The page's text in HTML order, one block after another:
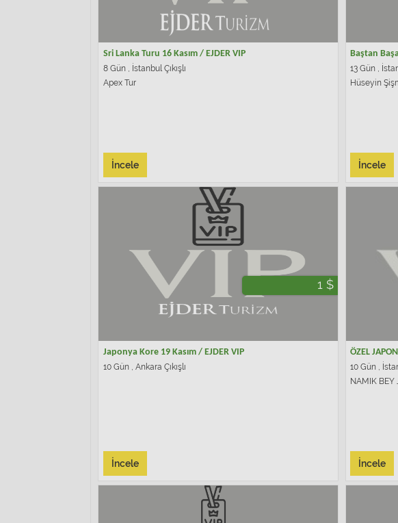
Sri Lanka Turu 16 Kasım / EJDER VIP
8 Gün , İstanbul Çıkışlı
Apex Tur
İncele
Baştan
13 Gün ,
Hüseyin
İncele
1 $
Japonya Kore 19 Kasım / EJDER VIP
10 Gün , Ankara Çıkışlı
İncele
ÖZEL
10 Gün ,
NAMIK BEY
İncele